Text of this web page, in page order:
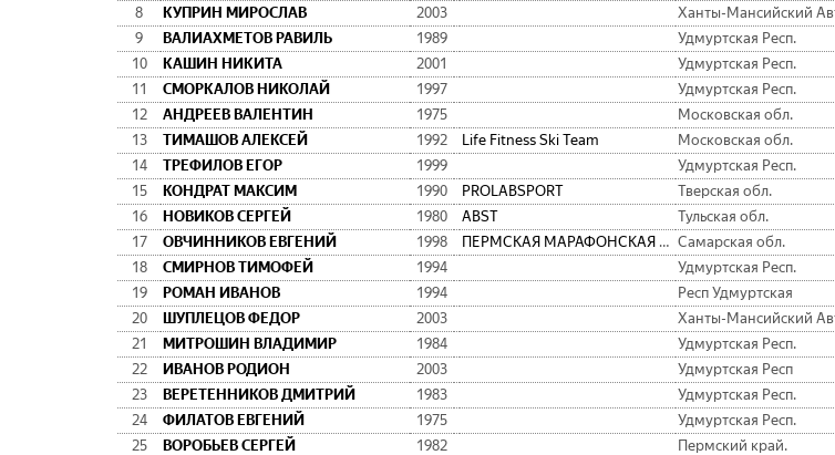
8
КУПРИН МИРОСЛАВ 2003
9
ВАЛИАХМЕТОВ РАВИЛЬ 1989 Удмуртская Респ.
10
КАШИН НИКИТА 2001 Удмуртская Респ.
11
СМОРКАЛОВ НИКОЛАЙ 1997 Удмуртская Респ.
12
АНДРЕЕВ ВАЛЕНТИН 1975 Московская обл.
13
ТИМАШОВ АЛЕКСЕЙ 1992 Life Fitness Ski Team Московская обл.
14
ТРЕФИЛОВ ЕГОР 1999 Удмуртская Респ.
15
КОНДРАТ МАКСИМ 1990 PROLABSPORT Тверская обл.
16
НОВИКОВ СЕРГЕЙ 1980 ABST Тульская обл.
17
ОВЧИННИКОВ ЕВГЕНИЙ 1998 ПЕРМСКАЯ МАРАФОНСКАЯ КОМАНДА Самарская обл.
18
СМИРНОВ ТИМОФЕЙ 1994 Удмуртская Респ.
19
РОМАН ИВАНОВ 1994 Респ Удмуртская
20
ШУПЛЕЦОВ ФЕДОР 2003
21
МИТРОШИН ВЛАДИМИР 1984 Удмуртская Респ.
22
ИВАНОВ РОДИОН 2003 Удмуртская Респ
23
ВЕРЕТЕННИКОВ ДМИТРИЙ 1983 Удмуртская Респ.
24
ФИЛАТОВ ЕВГЕНИЙ 1975 Удмуртская Респ.
25
ВОРОБЬЕВ СЕРГЕЙ 1982 Пермский край.